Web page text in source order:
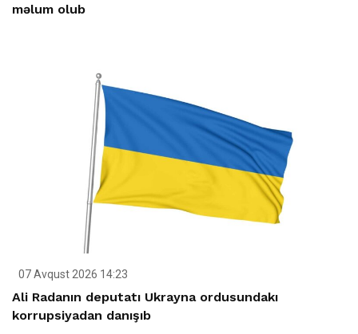
məlum olub
07 Avqust 2026 14:23
Ali Radanın deputatı Ukrayna ordusundakı
korrupsiyadan danışıb